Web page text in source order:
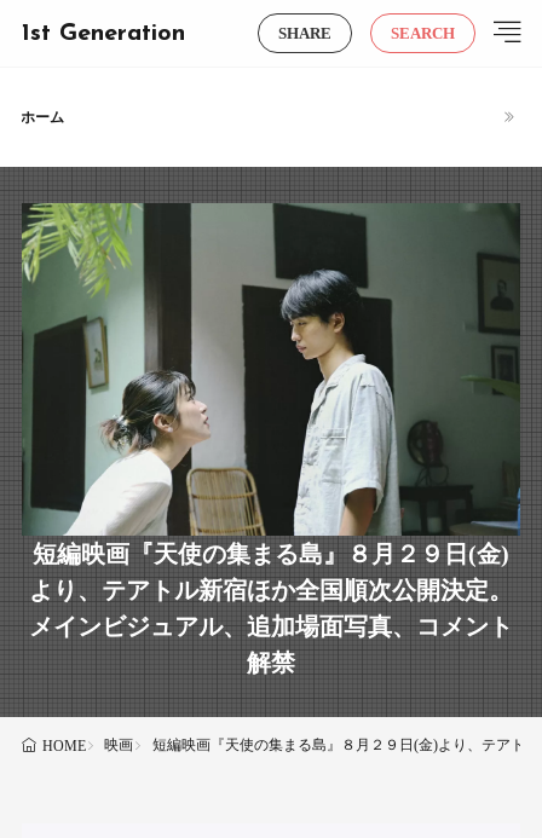
1st Generation SHARE SEARCH
ホーム
短編映画『天使の集まる島』８月２９日(金)
より、テアトル新宿ほか全国順次公開決定。
メインビジュアル、追加場面写真、コメント
解禁
HOME 映画 短編映画『天使の集まる島』８月２９日(金)より、テアト